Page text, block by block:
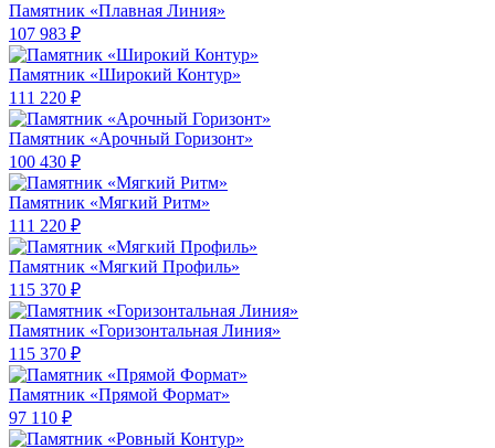
Памятник «Плавная Линия»
107 983 ₽
Памятник «Широкий Контур»
111 220 ₽
Памятник «Арочный Горизонт»
100 430 ₽
Памятник «Мягкий Ритм»
111 220 ₽
Памятник «Мягкий Профиль»
115 370 ₽
Памятник «Горизонтальная Линия»
115 370 ₽
Памятник «Прямой Формат»
97 110 ₽